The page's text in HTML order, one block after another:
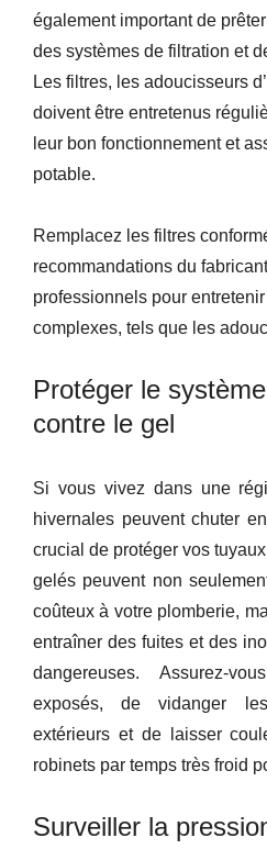
également important de
des systèmes de filtration et
Les filtres, les adoucisseurs
doivent être entretenus
leur bon fonctionnement et
potable.
Remplacez les filtres
recommandations du
professionnels pour
complexes, tels que les
Protéger le
contre le gel
Si vous vivez dans une
hivernales peuvent chuter
crucial de protéger vos
gelés peuvent non
coûteux à votre plomberie,
entraîner des fuites et des
dangereuses. Assurez-
exposés, de vidanger les
extérieurs et de laisser
robinets par temps très froid
Surveiller la